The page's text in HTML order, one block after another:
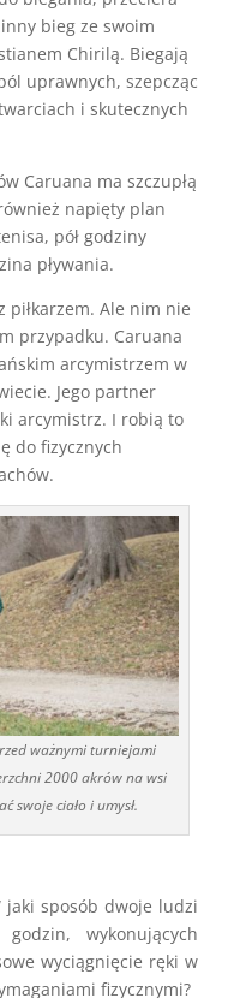
bieg ze swoim
Chirilą. Biegają
uprawnych, szepcząc
i skutecznych
Caruana ma szczupłą
napięty plan
pół godziny
pływania.
piłkarzem. Ale nim nie
przypadku. Caruana
arcymistrzem w
Jego partner
arcymistrz. I robią to
do fizycznych
ważnymi turniejami
2000 akrów na wsi
swoje ciało i umysł.
jaki sposób dwoje ludzi
wykonujących
wyciągnięcie ręki w
fizycznymi?